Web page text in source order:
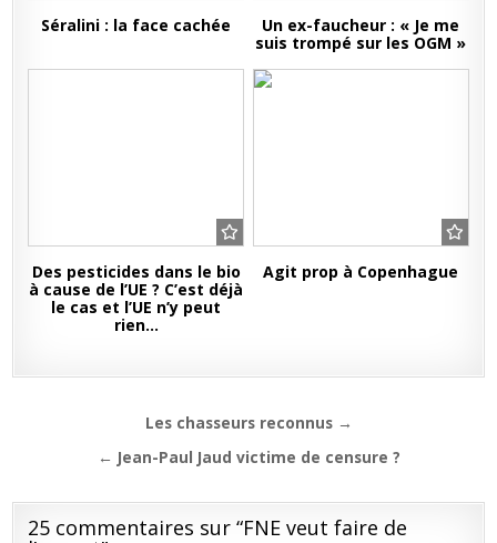
Séralini : la face cachée
Un ex-faucheur : « Je me
suis trompé sur les OGM »
Des pesticides dans le bio
à cause de l’UE ? C’est déjà
le cas et l’UE n’y peut
rien…
Agit prop à Copenhague
NavigationLes chasseurs reconnus →
← Jean-Paul Jaud victime de censure ?
25 commentaires sur “FNE veut faire de